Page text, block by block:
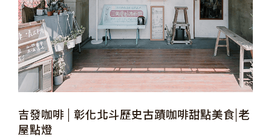
吉發咖啡 | 彰化北斗歷史古蹟咖啡甜點美食|老
屋點燈